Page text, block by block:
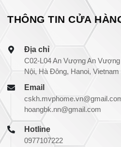
THÔNG TIN CỬA
Địa chỉ
C02-L04 An Vượng An
Nội, Hà Đông, Hanoi, Vietnam
Email
hoangbk.nn@gmail.com
Hotline
0977107222